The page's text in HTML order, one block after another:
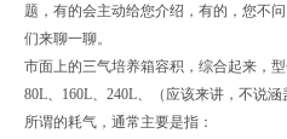
题，有的会主动给您介绍，有的，您不
们来聊一聊。
市面上的三气培养箱容积，综合起来，型
80L、160L、240L、（应该来讲，不说
所谓的耗气，通常主要是指：